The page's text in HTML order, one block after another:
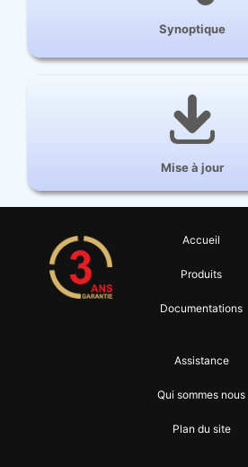
Synoptique
Mise à jour
Accueil
Produits
Documentations
Assistance
Qui sommes nous
Plan du site